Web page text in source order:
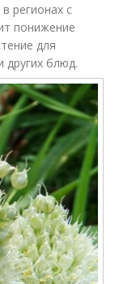
регионах с
понижение
для
других блюд.